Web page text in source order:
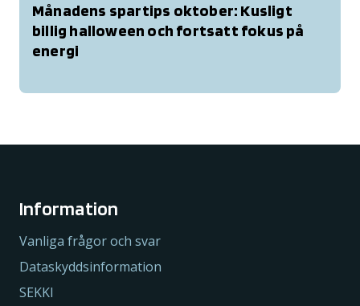
Månadens spartips oktober: Kusligt
billig halloween och fortsatt fokus på
energi
Information
Vanliga frågor och svar
Dataskyddsinformation
SEKKI